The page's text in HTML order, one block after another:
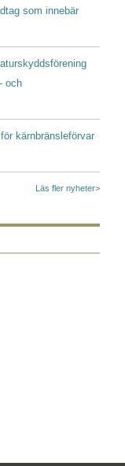
som innebär
och
kärnbränsleförvar
Läs fler nyheter>